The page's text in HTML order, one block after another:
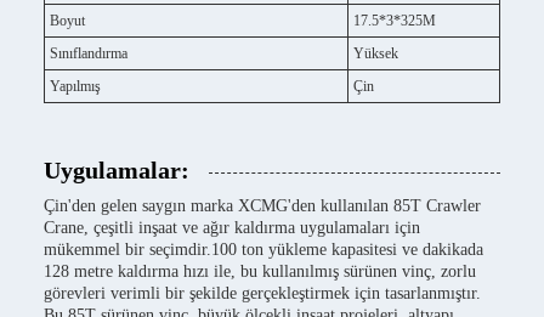
Boyut
17.5*3*325M
Sınıflandırma
Yüksek
Yapılmış
Çin
Uygulamalar:
Çin'den gelen saygın marka XCMG'den kullanılan 85T Crawler
Crane, çeşitli inşaat ve ağır kaldırma uygulamaları için
mükemmel bir seçimdir.100 ton yükleme kapasitesi ve dakikada
128 metre kaldırma hızı ile, bu kullanılmış sürünen vinç, zorlu
görevleri verimli bir şekilde gerçekleştirmek için tasarlanmıştır.